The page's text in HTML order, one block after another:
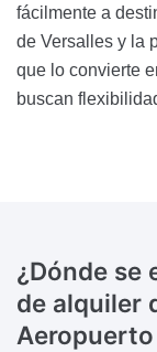
fácilmente a
de Versalles y la
que lo convierte
buscan
¿Dónde se
de alquiler
Aeropuerto